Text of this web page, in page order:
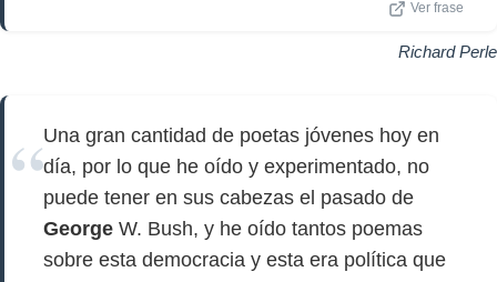
Ver frase
Richard Perle
Una gran cantidad de poetas jóvenes hoy en
día, por lo que he oído y experimentado, no
puede tener en sus cabezas el pasado de
George W. Bush, y he oído tantos poemas
sobre esta democracia y esta era política que